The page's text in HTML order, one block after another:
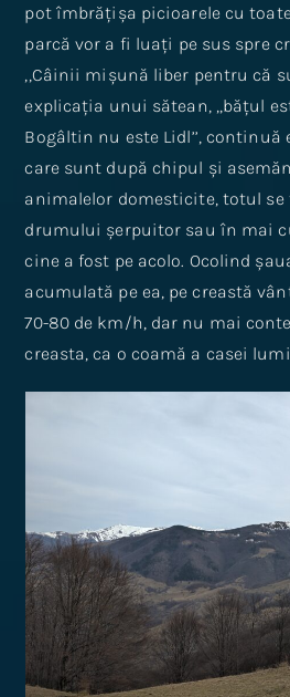
pot îmbrățișa picioarele cu
parcă vor a fi luați pe sus spre
,,Câinii mișună liber pentru că
explicația unui sătean, ,,bățul
Bogâltin nu este Lidl’’, continuă
care sunt după chipul și
animalelor domesticite, totul
drumului șerpuitor sau în mai
cine a fost pe acolo. Ocolind
acumulată pe ea, pe creastă
70-80 de km/h, dar nu mai
creasta, ca o coamă a casei